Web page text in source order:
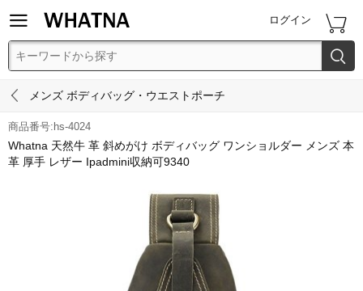
 ログイン 

 メンズ ボディバッグ・ウエストポーチ
商品番号:hs-4024
Whatna 天然牛 革 斜めがけ ボディバッグ ワンショルダー メンズ 本
革 厚手 レザー Ipadmini収納可9340